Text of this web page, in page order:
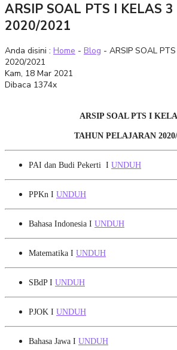
ARSIP SOAL PTS I KELAS
2020/2021
Anda disini : Home - Blog - ARSIP SOAL
2020/2021
Kam, 18 Mar 2021
Dibaca 1374x
ARSIP SOAL PTS I
TAHUN PELAJARAN 2020/
PAI dan Budi Pekerti I UNDUH
PPKn I UNDUH
Bahasa Indonesia I UNDUH
Matematika I UNDUH
SBdP I UNDUH
PJOK I UNDUH
Bahasa Jawa I UNDUH